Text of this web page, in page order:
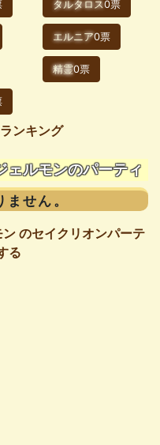
タルタロス0票
エルニア0票
精霊0票
ンキング
ェルモンのパーティ
せん。
のセイクリオンパーテ
る